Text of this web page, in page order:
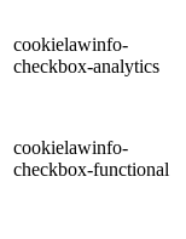
cookielawinfo-
checkbox-analytics
cookielawinfo-
checkbox-functional